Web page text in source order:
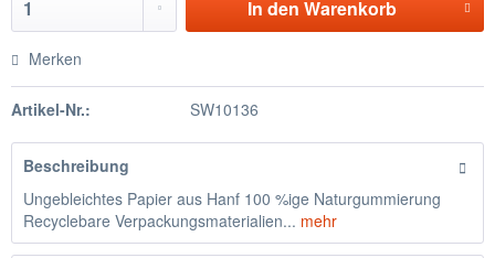
In den Warenkorb
Merken
Artikel-Nr.: SW10136
Beschreibung
Ungebleichtes Papier aus Hanf 100 %ige Naturgummierung
Recyclebare Verpackungsmaterialien... mehr